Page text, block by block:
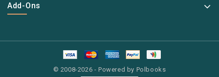
Add-Ons
© 2008-2026 - Powered by Polbooks